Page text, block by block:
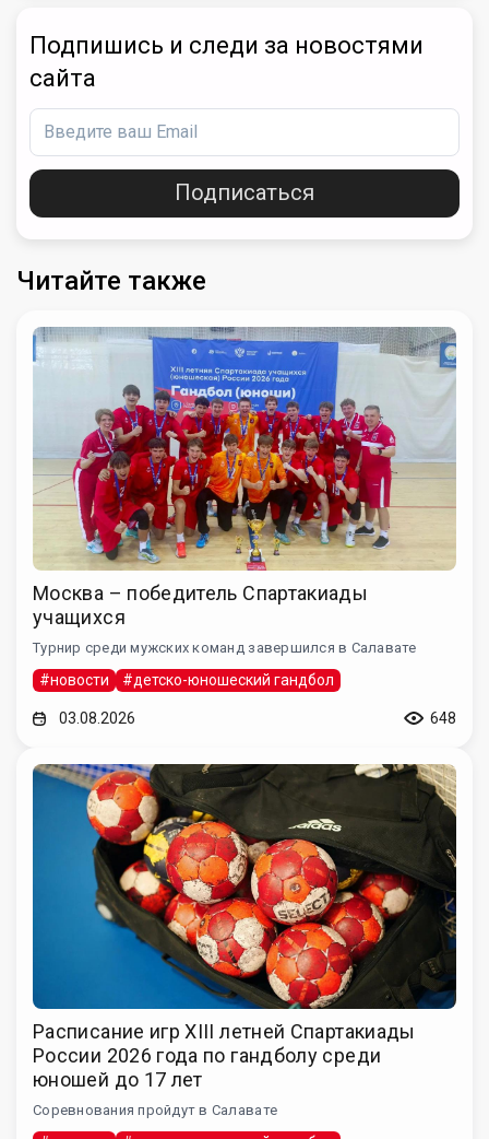
Подпишись и следи за новостями
сайта
Подписаться
Читайте также
Москва – победитель Спартакиады
учащихся
Турнир среди мужских команд завершился в Салавате
#новости #детско-юношеский гандбол
03.08.2026 648
Расписание игр XIII летней Спартакиады
России 2026 года по гандболу среди
юношей до 17 лет
Соревнования пройдут в Салавате